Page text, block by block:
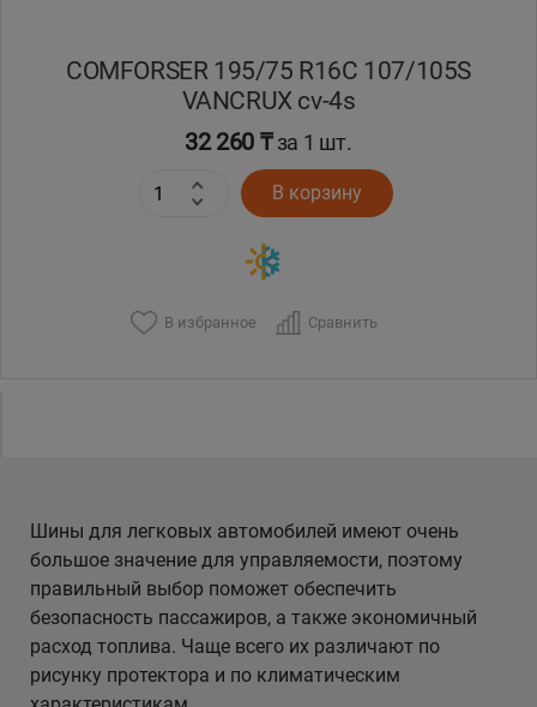
COMFORSER 195/75 R16C 107/105S
VANCRUX cv-4s
32 260 ₸за 1 шт.
В корзину
В избранное Сравнить
Шины для легковых автомобилей имеют очень
большое значение для управляемости, поэтому
правильный выбор поможет обеспечить
безопасность пассажиров, а также экономичный
расход топлива. Чаще всего их различают по
рисунку протектора и по климатическим